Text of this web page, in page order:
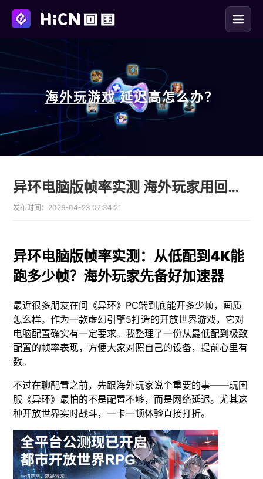
海外玩游戏 延迟高怎么办？
异环电脑版帧率实测 海外玩家用回国加速器
发布时间： 2026-04-23 07:34:21
异环电脑版帧率实测：从低配到4K能
跑多少帧？海外玩家先备好加速器
最近很多朋友在问《异环》PC端到底能开多少帧，画质
怎么样。作为一款虚幻引擎5打造的开放世界游戏，它对
电脑配置确实有一定要求。我整理了一份从最低配到极致
配置的帧率表现，方便大家对照自己的设备，提前心里有
数。
不过在聊配置之前，先跟海外玩家说个重要的事——玩国
服《异环》最怕的不是配置不够，而是网络延迟。尤其这
种开放世界实时战斗，一卡一顿体验直接打折。